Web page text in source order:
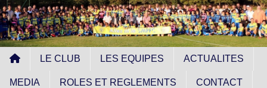
LE CLUB LES EQUIPES ACTUALITES
MEDIA ROLES ET REGLEMENTS CONTACT
Panneau de gestion des cookies